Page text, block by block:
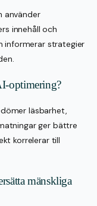
använder
innehåll och
informerar strategier
optimering?
läsbarhet,
ger bättre
korrelerar till
mänskliga